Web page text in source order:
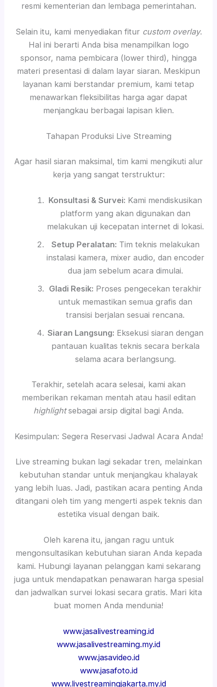
resmi kementerian dan lembaga pemerintahan.
Selain itu, kami menyediakan fitur custom overlay.
Hal ini berarti Anda bisa menampilkan logo
sponsor, nama pembicara (lower third), hingga
materi presentasi di dalam layar siaran. Meskipun
layanan kami berstandar premium, kami tetap
menawarkan fleksibilitas harga agar dapat
menjangkau berbagai lapisan klien.
Tahapan Produksi Live Streaming
Agar hasil siaran maksimal, tim kami mengikuti alur
kerja yang sangat terstruktur:
Konsultasi & Survei: Kami mendiskusikan
platform yang akan digunakan dan
melakukan uji kecepatan internet di lokasi.
Setup Peralatan: Tim teknis melakukan
instalasi kamera, mixer audio, dan encoder
dua jam sebelum acara dimulai.
Gladi Resik: Proses pengecekan terakhir
untuk memastikan semua grafis dan
transisi berjalan sesuai rencana.
Siaran Langsung: Eksekusi siaran dengan
pantauan kualitas teknis secara berkala
selama acara berlangsung.
Terakhir, setelah acara selesai, kami akan
memberikan rekaman mentah atau hasil editan
highlightsebagai arsip digital bagi Anda.
Kesimpulan: Segera Reservasi Jadwal Acara Anda!
Live streaming bukan lagi sekadar tren, melainkan
kebutuhan standar untuk menjangkau khalayak
yang lebih luas. Jadi, pastikan acara penting Anda
ditangani oleh tim yang mengerti aspek teknis dan
estetika visual dengan baik.
Oleh karena itu, jangan ragu untuk
mengonsultasikan kebutuhan siaran Anda kepada
kami. Hubungi layanan pelanggan kami sekarang
juga untuk mendapatkan penawaran harga spesial
dan jadwalkan survei lokasi secara gratis. Mari kita
buat momen Anda mendunia!
www.jasalivestreaming.id
www.jasalivestreaming.my.id
www.jasavideo.id
www.jasafoto.id
www.livestreamingjakarta.my.id